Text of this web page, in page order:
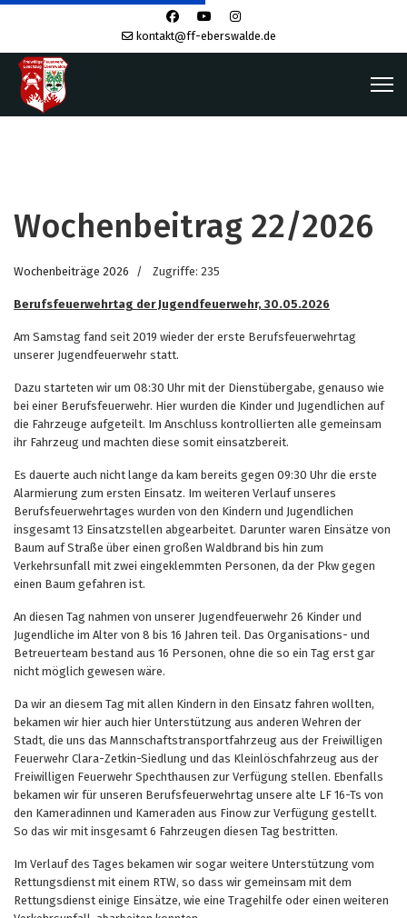
kontakt@ff-eberswalde.de
Wochenbeitrag 22/2026
Wochenbeiträge 2026 Zugriffe: 235
Berufsfeuerwehrtag der Jugendfeuerwehr, 30.05.2026
Am Samstag fand seit 2019 wieder der erste Berufsfeuerwehrtag
unserer Jugendfeuerwehr statt.
Dazu starteten wir um 08:30 Uhr mit der Dienstübergabe, genauso wie
bei einer Berufsfeuerwehr. Hier wurden die Kinder und Jugendlichen auf
die Fahrzeuge aufgeteilt. Im Anschluss kontrollierten alle gemeinsam
ihr Fahrzeug und machten diese somit einsatzbereit.
Es dauerte auch nicht lange da kam bereits gegen 09:30 Uhr die erste
Alarmierung zum ersten Einsatz. Im weiteren Verlauf unseres
Berufsfeuerwehrtages wurden von den Kindern und Jugendlichen
insgesamt 13 Einsatzstellen abgearbeitet. Darunter waren Einsätze von
Baum auf Straße über einen großen Waldbrand bis hin zum
Verkehrsunfall mit zwei eingeklemmten Personen, da der Pkw gegen
einen Baum gefahren ist.
An diesen Tag nahmen von unserer Jugendfeuerwehr 26 Kinder und
Jugendliche im Alter von 8 bis 16 Jahren teil. Das Organisations- und
Betreuerteam bestand aus 16 Personen, ohne die so ein Tag erst gar
nicht möglich gewesen wäre.
Da wir an diesem Tag mit allen Kindern in den Einsatz fahren wollten,
bekamen wir hier auch hier Unterstützung aus anderen Wehren der
Stadt, die uns das Mannschaftstransportfahrzeug aus der Freiwilligen
Feuerwehr Clara-Zetkin-Siedlung und das Kleinlöschfahrzeug aus der
Freiwilligen Feuerwehr Spechthausen zur Verfügung stellen. Ebenfalls
bekamen wir für unseren Berufsfeuerwehrtag unsere alte LF 16-Ts von
den Kameradinnen und Kameraden aus Finow zur Verfügung gestellt.
So das wir mit insgesamt 6 Fahrzeugen diesen Tag bestritten.
Im Verlauf des Tages bekamen wir sogar weitere Unterstützung vom
Rettungsdienst mit einem RTW, so dass wir gemeinsam mit dem
Rettungsdienst einige Einsätze, wie eine Tragehilfe oder einen weiteren